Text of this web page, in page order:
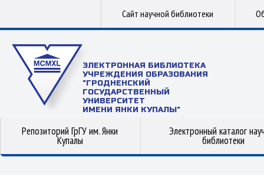
Сайт научной библиотеки
ЭЛЕКТРОННАЯ БИБЛИОТЕКА
УЧРЕЖДЕНИЯ ОБРАЗОВАНИЯ
"ГРОДНЕНСКИЙ
ГОСУДАРСТВЕННЫЙ
УНИВЕРСИТЕТ
ИМЕНИ ЯНКИ КУПАЛЫ"
Репозиторий ГрГУ им. Янки
Купалы
Электронный каталог
библиотеки